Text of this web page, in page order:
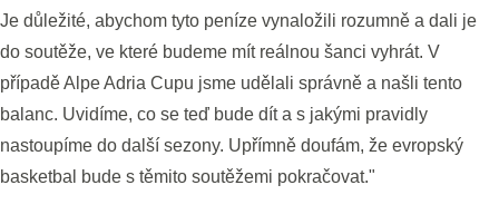
Je důležité, abychom tyto peníze vynaložili rozumně a dali je
do soutěže, ve které budeme mít reálnou šanci vyhrát. V
případě Alpe Adria Cupu jsme udělali správně a našli tento
balanc. Uvidíme, co se teď bude dít a s jakými pravidly
nastoupíme do další sezony. Upřímně doufám, že evropský
basketbal bude s těmito soutěžemi pokračovat."